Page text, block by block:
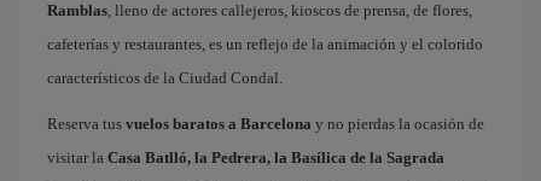
Ramblas, lleno de actores callejeros, kioscos de prensa, de flores,
cafeterías y restaurantes, es un reflejo de la animación y el colorido
característicos de la Ciudad Condal.
Reserva tus vuelos baratos a Barcelona y no pierdas la ocasión de
visitar la Casa Batlló, la Pedrera, la Basílica de la Sagrada